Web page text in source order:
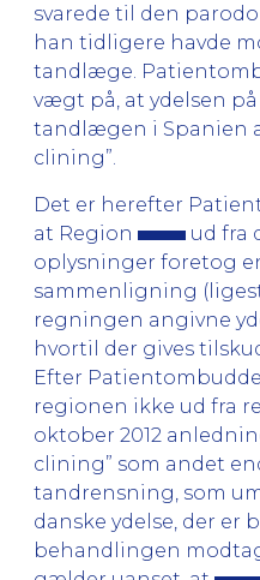
svarede til den
han tidligere havde
tandlæge.
vægt på, at ydelsen
tandlægen i Spanien
clining”.
Det er herefter
at Region
ud fra
oplysninger foretog
sammenligning
regningen angivne
hvortil der gives
Efter
regionen ikke ud fra
oktober 2012
clining” som andet
tandrensning, som
danske ydelse, der er
behandlingen